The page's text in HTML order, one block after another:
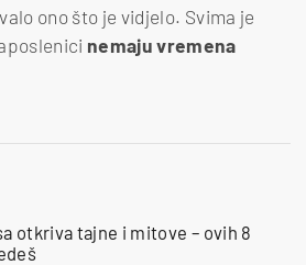
ono što je vidjelo. Svima je
nemaju vremena
otkriva tajne i mitove – ovih 8